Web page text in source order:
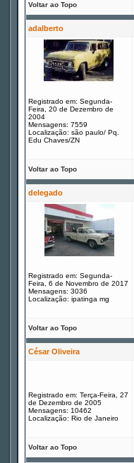
Voltar ao Topo
adalberto
Registrado em: Segunda-
Feira, 20 de Dezembro de
2004
Mensagens: 7559
Localização: são paulo/ Pq.
Edu Chaves/ZN
Voltar ao Topo
delegado
Registrado em: Segunda-
Feira, 6 de Novembro de 2017
Mensagens: 3036
Localização: ipatinga mg
Voltar ao Topo
César Oliveira
Registrado em: Terça-Feira, 27
de Dezembro de 2005
Mensagens: 10462
Localização: Rio de Janeiro
Voltar ao Topo